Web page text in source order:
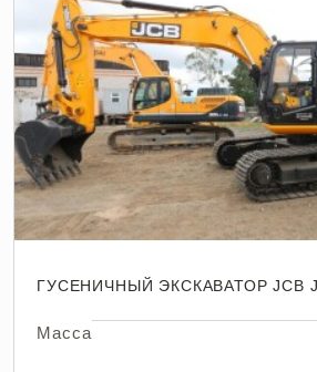
ГУСЕНИЧНЫЙ ЭКСКАВАТОР JCB
Масса